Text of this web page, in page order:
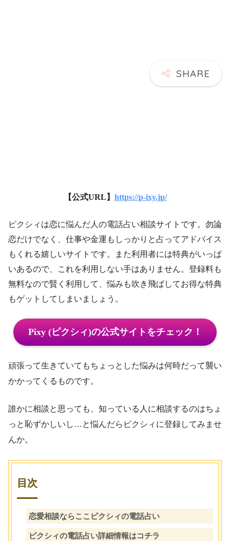
【公式URL】 https://p-ixy.jp/
ピクシィは恋に悩んだ人の電話占い相談サイトです。勿論
恋だけでなく、仕事や金運もしっかりと占ってアドバイス
もくれる嬉しいサイトです。また利用者には特典がいっぱ
いあるので、これを利用しない手はありません。登録料も
無料なので賢く利用して、悩みも吹き飛ばしてお得な特典
もゲットしてしまいましょう。
Pixy (ピクシィ)の公式サイトをチェック！
頑張って生きていてもちょっとした悩みは何時だって襲い
かかってくるものです。
誰かに相談と思っても、知っている人に相談するのはちょ
っと恥ずかしいし…と悩んだらピクシィに登録してみませ
んか。
目次
恋愛相談ならここピクシィの電話占い
ピクシィの電話占い詳細情報はコチラ